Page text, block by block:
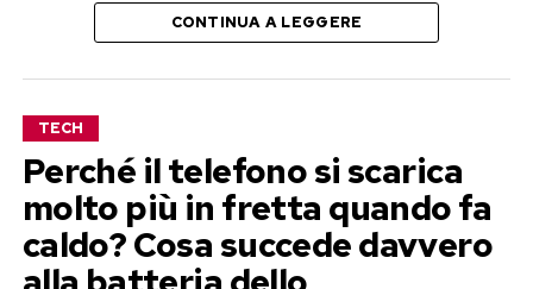
Che cos’è il lassi e da dove nasce
questa tradizione
Nato nella regione del Punjab, nel nord
dell’India, il lassi è originariamente una bevanda
a base di yogurt vegetale o vaccino montato
con acqua, sale o zucchero e spezie. Nelle sue
versioni tradizionali più antiche veniva
CONTINUA A LEGGERE
TECH
Perché il telefono si scarica
molto più in fretta quando fa
caldo? Cosa succede davvero